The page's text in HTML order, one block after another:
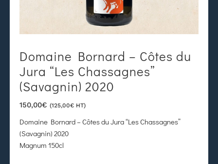
Domaine Bornard – Côtes du
Jura “Les Chassagnes”
(Savagnin) 2020
150,00€ (125,00€ HT)
Domaine Bornard – Côtes du Jura “Les Chassagnes”
(Savagnin) 2020
Magnum 150cl